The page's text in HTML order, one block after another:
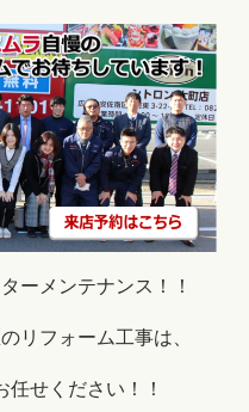
ーメンテナンス！！
リフォーム工事は、
任せください！！